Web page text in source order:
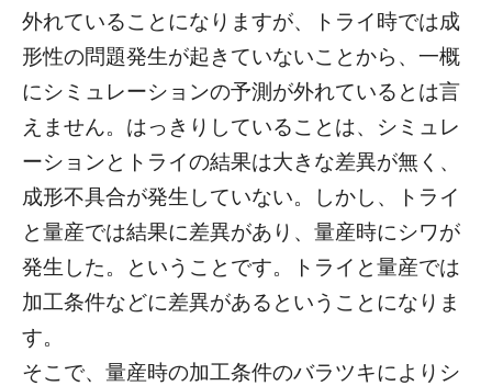
外れていることになりますが、トライ時では成
形性の問題発生が起きていないことから、一概
にシミュレーションの予測が外れているとは言
えません。はっきりしていることは、シミュレ
ーションとトライの結果は大きな差異が無く、
成形不具合が発生していない。しかし、トライ
と量産では結果に差異があり、量産時にシワが
発生した。ということです。トライと量産では
加工条件などに差異があるということになりま
す。
そこで、量産時の加工条件のバラツキによりシ